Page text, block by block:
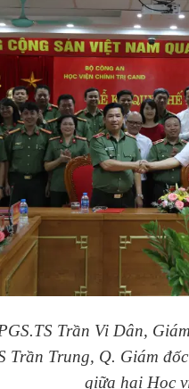
Trần Vi Dân,
Trần Trung, Q. Giám
giữa hai Học